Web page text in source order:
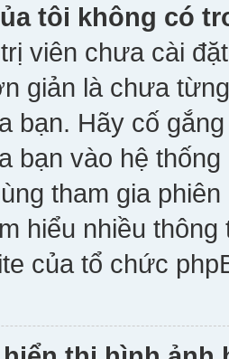
tôi không có
viên chưa cài
giản là chưa
bạn. Hãy cố
bạn vào hệ
tham gia
hiểu nhiều
của tổ chức